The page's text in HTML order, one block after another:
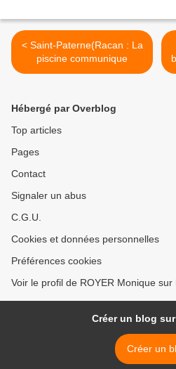
< Saint-Paterne(Racan : La
piscine communique
Hébergé par Overblog
Top articles
Pages
Contact
Signaler un abus
C.G.U.
Cookies et données personnelles
Préférences cookies
Voir le profil de ROYER Monique
Créer un blog
Créer un